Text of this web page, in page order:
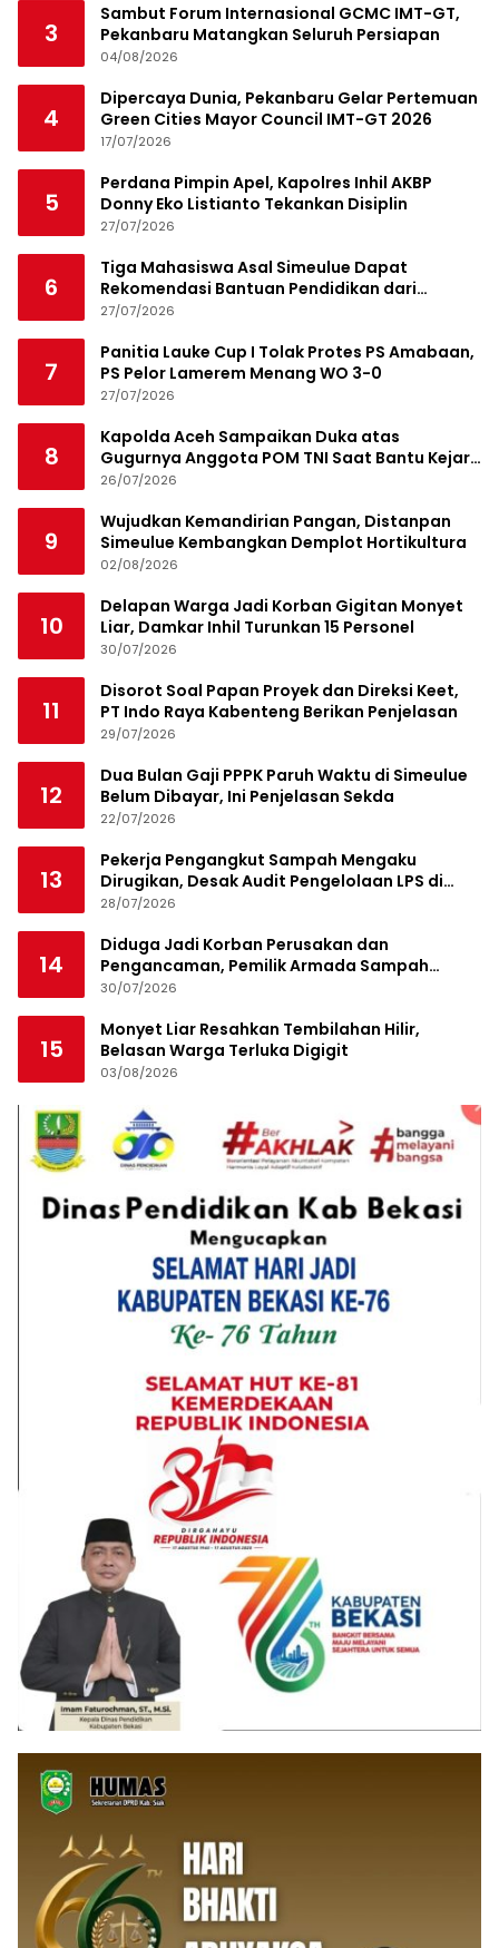
3
Sambut Forum Internasional GCMC IMT-GT,
Pekanbaru Matangkan Seluruh Persiapan
04/08/2026
4
Dipercaya Dunia, Pekanbaru Gelar Pertemuan
Green Cities Mayor Council IMT-GT 2026
17/07/2026
5
Perdana Pimpin Apel, Kapolres Inhil AKBP
Donny Eko Listianto Tekankan Disiplin
27/07/2026
6
Tiga Mahasiswa Asal Simeulue Dapat
Rekomendasi Bantuan Pendidikan dari
Jamaluddin Idham
27/07/2026
7
Panitia Lauke Cup I Tolak Protes PS Amabaan,
PS Pelor Lamerem Menang WO 3-0
27/07/2026
8
Kapolda Aceh Sampaikan Duka atas
Gugurnya Anggota POM TNI Saat Bantu Kejar
Bandar Narkoba
26/07/2026
9
Wujudkan Kemandirian Pangan, Distanpan
Simeulue Kembangkan Demplot Hortikultura
02/08/2026
10
Delapan Warga Jadi Korban Gigitan Monyet
Liar, Damkar Inhil Turunkan 15 Personel
30/07/2026
11
Disorot Soal Papan Proyek dan Direksi Keet,
PT Indo Raya Kabenteng Berikan Penjelasan
29/07/2026
12
Dua Bulan Gaji PPPK Paruh Waktu di Simeulue
Belum Dibayar, Ini Penjelasan Sekda
22/07/2026
13
Pekerja Pengangkut Sampah Mengaku
Dirugikan, Desak Audit Pengelolaan LPS di
Pekanbaru
28/07/2026
14
Diduga Jadi Korban Perusakan dan
Pengancaman, Pemilik Armada Sampah
Siapkan Laporan Polisi
30/07/2026
15
Monyet Liar Resahkan Tembilahan Hilir,
Belasan Warga Terluka Digigit
03/08/2026